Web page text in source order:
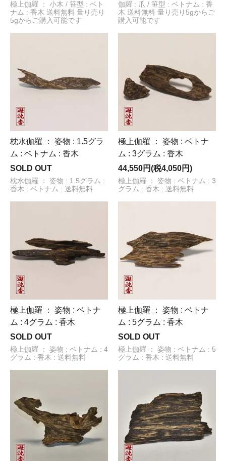
極上伽羅 ： 小木 / 笹型 : ベト
ナム : 香木 送料無料 量り売り
5gからご購入可能です
伽羅 : 爪 / 笹型 : ベトナム : 香
木 送料無料 量り売り5gからご
購入可能です
枕水伽羅 ： 姿物 : 1.5グラ
ム : ベトナム : 香木
SOLD OUT
枕水伽羅 ： 姿物 : 1.5グラム :
香木 : ベトナム : 送料無料
極上伽羅 ： 姿物 : ベトナ
ム : 3グラム : 香木
44,550円(税4,050円)
極上伽羅 ： 姿物 : ベトナム : 3
グラム : 香木 : 送料無料
極上伽羅 ： 姿物 : ベトナ
ム : 4グラム : 香木
SOLD OUT
極上伽羅 ： 姿物 : ベトナム : 4
グラム : 香木 : 送料無料
極上伽羅 ： 姿物 : ベトナ
ム : 5グラム : 香木
SOLD OUT
極上伽羅 ： 姿物 : ベトナム : 5
グラム : 香木 : 送料無料